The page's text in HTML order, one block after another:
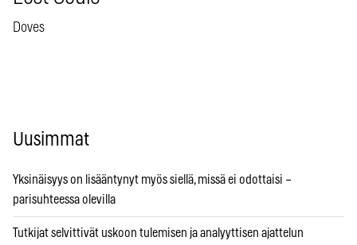
Doves
Uusimmat
Yksinäisyys on lisääntynyt myös siellä, missä ei odottaisi –
parisuhteessa olevilla
Tutkijat selvittivät uskoon tulemisen ja analyyttisen ajattelun